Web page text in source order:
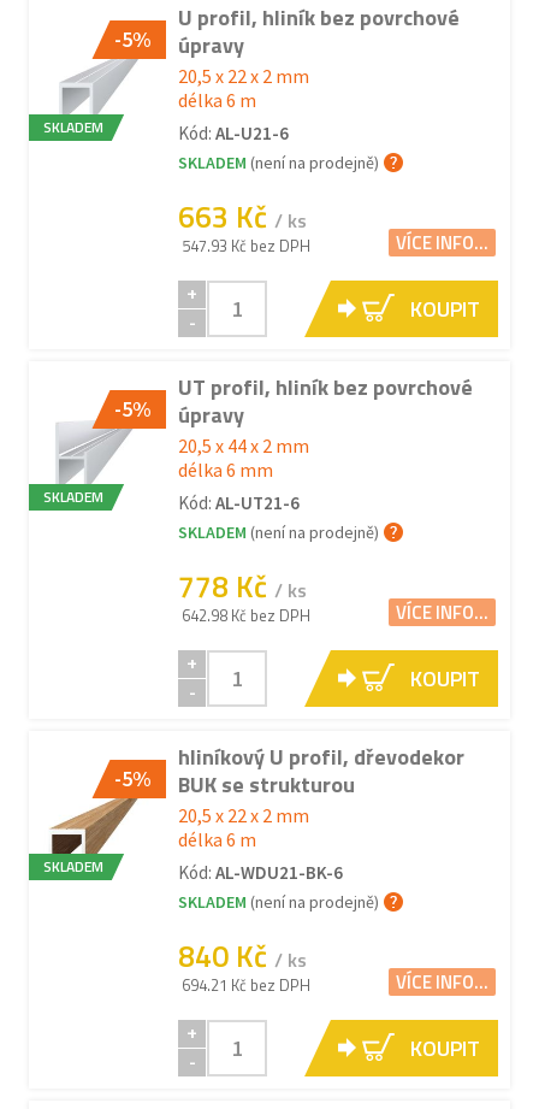
-5%
SKLADEM
U profil, hliník bez povrchové
úpravy
20,5 x 22 x 2 mm
délka 6 m
Kód: AL-U21-6
SKLADEM (není na prodejně)
663 Kč / ks
547.93 Kč bez DPH VÍCE INFO...
+
-
KOUPIT
-5%
SKLADEM
UT profil, hliník bez povrchové
úpravy
20,5 x 44 x 2 mm
délka 6 mm
Kód: AL-UT21-6
SKLADEM (není na prodejně)
778 Kč / ks
642.98 Kč bez DPH VÍCE INFO...
+
-
KOUPIT
-5%
SKLADEM
hliníkový U profil, dřevodekor
BUK se strukturou
20,5 x 22 x 2 mm
délka 6 m
Kód: AL-WDU21-BK-6
SKLADEM (není na prodejně)
840 Kč / ks
694.21 Kč bez DPH VÍCE INFO...
+
-
KOUPIT